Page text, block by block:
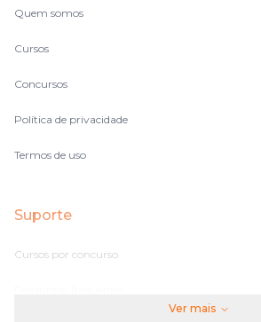
Quem somos
Cursos
Concursos
Política de privacidade
Termos de uso
Suporte
Cursos por concurso
Ver mais